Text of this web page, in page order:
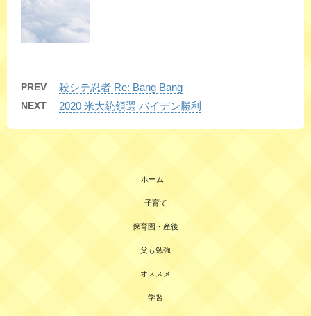
PREV 殺シテ忍者 Re: Bang Bang
NEXT 2020 米大統領選 バイデン勝利
ホーム
子育て
保育園・産後
父も勉強
オススメ
学習